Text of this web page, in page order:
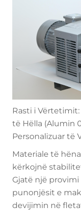
Rasti i
të Hëlla (Alumin
Personalizuar të
Materiale të
kërkojnë
Gjatë një
punonjësit e
devijimin në